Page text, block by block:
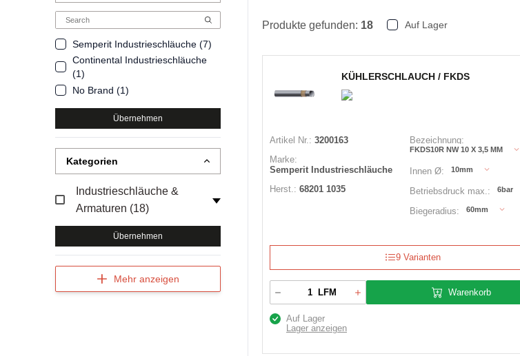
Semperit Industrieschläuche (7)
Continental Industrieschläuche
(1)
No Brand (1)
Übernehmen
Kategorien
Industrieschläuche &
Armaturen (18)
Übernehmen
Mehr anzeigen
Produkte gefunden: 18 Auf Lager
KÜHLERSCHLAUCH / FKDS
Artikel Nr.: 3200163
Marke:
Semperit Industrieschläuche
Herst.: 68201 1035
Bezeichnung:
FKDS10R NW 10 X 3,5 MM
Innen Ø: 10mm
Betriebsdruck max.: 6bar
Biegeradius: 60mm
9 Varianten
LFM Warenkorb
Auf Lager
Lager anzeigen